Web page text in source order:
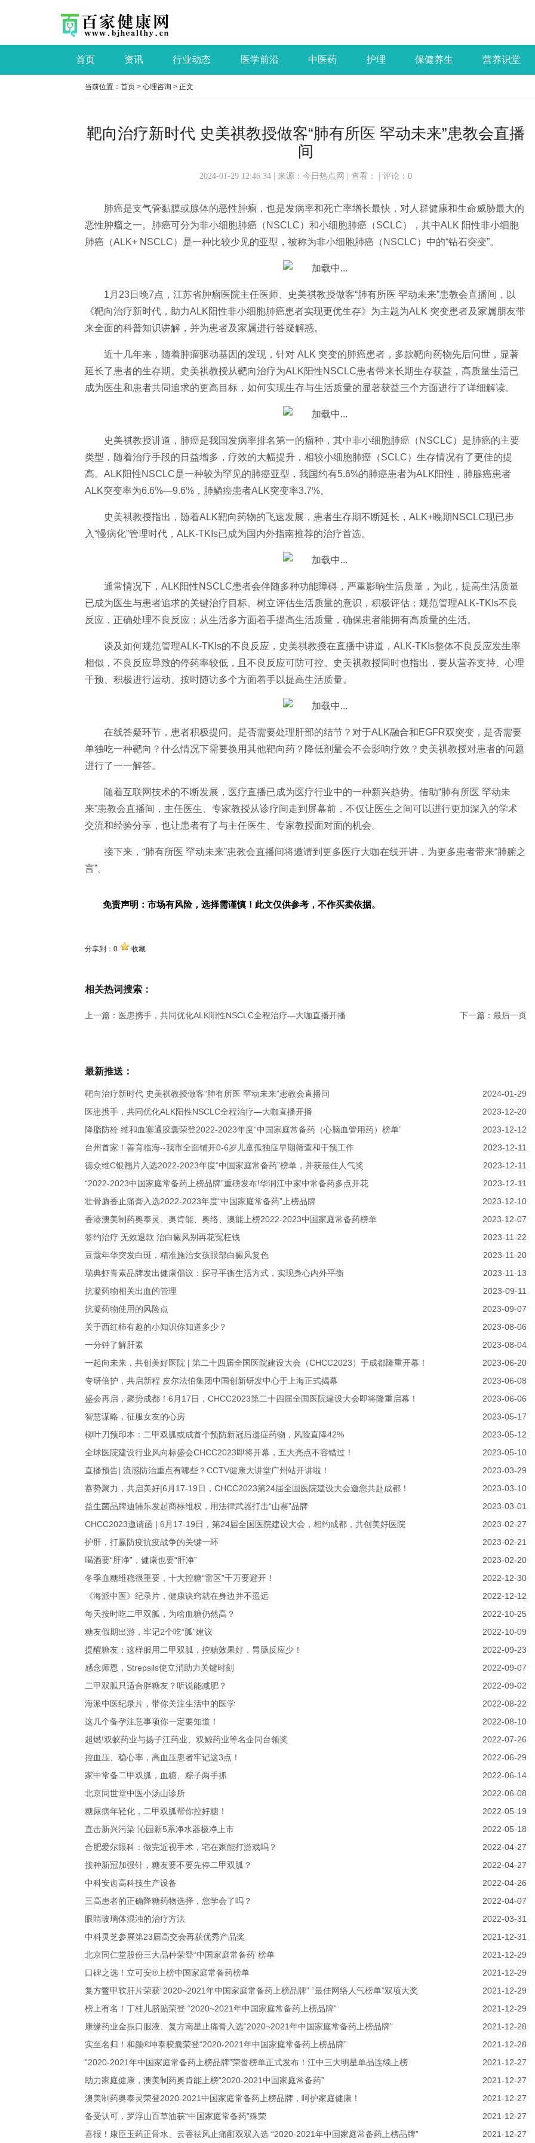
首页 资讯 行业动态 医学前沿 中医药 护理 保健养生 营养识堂
当前位置： 首页 > 心理咨询 > 正文
靶向治疗新时代 史美祺教授做客“肺有所医 罕动未来”患教会直播
间
2024-01-29 12:46:34 | 来源：今日热点网 | 查看： | 评论： 0
肺癌是支气管黏膜或腺体的恶性肿瘤，也是发病率和死亡率增长最快，对人群健康和生命威胁最大的
恶性肿瘤之一。肺癌可分为非小细胞肺癌（NSCLC）和小细胞肺癌（SCLC），其中ALK 阳性非小细胞
肺癌（ALK+ NSCLC）是一种比较少见的亚型，被称为非小细胞肺癌（NSCLC）中的“钻石突变”。
1月23日晚7点，江苏省肿瘤医院主任医师、史美祺教授做客“肺有所医 罕动未来”患教会直播间，以
《靶向治疗新时代，助力ALK阳性非小细胞肺癌患者实现更优生存》为主题为ALK 突变患者及家属朋友带
来全面的科普知识讲解，并为患者及家属进行答疑解惑。
近十几年来，随着肿瘤驱动基因的发现，针对 ALK 突变的肺癌患者，多款靶向药物先后问世，显著
延长了患者的生存期。史美祺教授从靶向治疗为ALK阳性NSCLC患者带来长期生存获益，高质量生活已
成为医生和患者共同追求的更高目标，如何实现生存与生活质量的显著获益三个方面进行了详细解读。
史美祺教授讲道，肺癌是我国发病率排名第一的瘤种，其中非小细胞肺癌（NSCLC）是肺癌的主要
类型，随着治疗手段的日益增多，疗效的大幅提升，相较小细胞肺癌（SCLC）生存情况有了更佳的提
高。ALK阳性NSCLC是一种较为罕见的肺癌亚型，我国约有5.6%的肺癌患者为ALK阳性，肺腺癌患者
ALK突变率为6.6%—9.6%，肺鳞癌患者ALK突变率3.7%。
史美祺教授指出，随着ALK靶向药物的飞速发展，患者生存期不断延长，ALK+晚期NSCLC现已步
入“慢病化”管理时代，ALK-TKIs已成为国内外指南推荐的治疗首选。
通常情况下，ALK阳性NSCLC患者会伴随多种功能障碍，严重影响生活质量，为此，提高生活质量
已成为医生与患者追求的关键治疗目标。树立评估生活质量的意识，积极评估；规范管理ALK-TKIs不良
反应，正确处理不良反应；从生活多方面着手提高生活质量，确保患者能拥有高质量的生活。
谈及如何规范管理ALK-TKIs的不良反应，史美祺教授在直播中讲道，ALK-TKIs整体不良反应发生率
相似，不良反应导致的停药率较低，且不良反应可防可控。史美祺教授同时也指出，要从营养支持、心理
干预、积极进行运动、按时随访多个方面着手以提高生活质量。
在线答疑环节，患者积极提问。是否需要处理肝部的结节？对于ALK融合和EGFR双突变，是否需要
单独吃一种靶向？什么情况下需要换用其他靶向药？降低剂量会不会影响疗效？史美祺教授对患者的问题
进行了一一解答。
随着互联网技术的不断发展，医疗直播已成为医疗行业中的一种新兴趋势。借助“肺有所医 罕动未
来”患教会直播间， 主任医生、专家教授从诊疗间走到屏幕前，不仅让医生之间可以进行更加深入的学术
交流和经验分享，也让患者有了与主任医生、专家教授面对面的机会。
接下来，“肺有所医 罕动未来”患教会直播间将邀请到更多医疗大咖在线开讲，为更多患者带来“肺腑之
言”。
免责声明：市场有风险，选择需谨慎！此文仅供参考，不作买卖依据。
分享到： 0 收藏
相关热词搜索：
上一篇： 医患携手，共同优化ALK阳性NSCLC全程治疗—大咖直播开播 最后一页
下一篇：
最新推送：
靶向治疗新时代 史美祺教授做客“肺有所医 罕动未来”患教会直播间
2024-01-29
医患携手，共同优化ALK阳性NSCLC全程治疗—大咖直播开播
2023-12-20
降脂防栓 维和血塞通胶囊荣登2022-2023年度“中国家庭常备药（心脑血管用药）榜单”
2023-12-12
台州首家！善育临海--我市全面铺开0-6岁儿童孤独症早期筛查和干预工作
2023-12-11
德众维C银翘片入选2022-2023年度“中国家庭常备药”榜单，并获最佳人气奖
2023-12-11
“2022-2023中国家庭常备药上榜品牌”重磅发布!华润江中家中常备药多点开花
2023-12-11
壮骨麝香止痛膏入选2022-2023年度“中国家庭常备药”上榜品牌
2023-12-10
香港澳美制药奥泰灵、奥肯能、奥络、澳能上榜2022-2023中国家庭常备药榜单
2023-12-07
签约治疗 无效退款 治白癜风别再花冤枉钱
2023-11-22
豆蔻年华突发白斑，精准施治女孩眼部白癜风复色
2023-11-20
瑞典虾青素品牌发出健康倡议：探寻平衡生活方式，实现身心内外平衡
2023-11-13
抗凝药物相关出血的管理
2023-09-11
抗凝药物使用的风险点
2023-09-07
关于西红柿有趣的小知识你知道多少？
2023-08-06
一分钟了解肝素
2023-08-04
一起向未来，共创美好医院 | 第二十四届全国医院建设大会（CHCC2023）于成都隆重开幕！
2023-06-20
专研倍护，共启新程 皮尔法伯集团中国创新研发中心于上海正式揭幕
2023-06-08
盛会再启，聚势成都！6月17日，CHCC2023第二十四届全国医院建设大会即将隆重启幕！
2023-06-06
智慧谋略，征服女友的心房
2023-05-17
柳叶刀预印本：二甲双胍或成首个预防新冠后遗症药物，风险直降42%
2023-05-12
全球医院建设行业风向标盛会CHCC2023即将开幕，五大亮点不容错过！
2023-05-10
直播预告| 流感防治重点有哪些？CCTV健康大讲堂广州站开讲啦！
2023-03-29
蓄势聚力，共启美好|6月17-19日，CHCC2023第24届全国医院建设大会邀您共赴成都！
2023-03-10
益生菌品牌迪辅乐发起商标维权，用法律武器打击“山寨”品牌
2023-03-01
CHCC2023邀请函 | 6月17-19日，第24届全国医院建设大会，相约成都，共创美好医院
2023-02-27
护肝，打赢防疫抗疫战争的关键一环
2023-02-21
喝酒要“肝净”，健康也要“肝净”
2023-02-20
冬季血糖维稳很重要，十大控糖“雷区”千万要避开！
2022-12-30
《海派中医》纪录片，健康诀窍就在身边并不遥远
2022-12-12
每天按时吃二甲双胍，为啥血糖仍然高？
2022-10-25
糖友假期出游，牢记2个吃“胍”建议
2022-10-09
提醒糖友：这样服用二甲双胍，控糖效果好，胃肠反应少！
2022-09-23
感念师恩，Strepsils使立消助力关键时刻
2022-09-07
二甲双胍只适合胖糖友？听说能减肥？
2022-09-02
海派中医纪录片，带你关注生活中的医学
2022-08-22
这几个备孕注意事项你一定要知道！
2022-08-10
超燃!双蚁药业与扬子江药业、双鲸药业等名企同台领奖
2022-07-26
控血压、稳心率，高血压患者牢记这3点！
2022-06-29
家中常备二甲双胍，血糖、粽子两手抓
2022-06-14
北京同世堂中医小汤山诊所
2022-06-08
糖尿病年轻化，二甲双胍帮你控好糖！
2022-05-19
直击新兴污染 沁园新5系净水器极净上市
2022-05-18
合肥爱尔眼科：做完近视手术，宅在家能打游戏吗？
2022-04-27
接种新冠加强针，糖友要不要先停二甲双胍？
2022-04-27
中科安齿高科技生产设备
2022-04-26
三高患者的正确降糖药物选择，您学会了吗？
2022-04-07
眼睛玻璃体混浊的治疗方法
2022-03-31
中科灵芝参展第23届高交会再获优秀产品奖
2021-12-31
北京同仁堂股份三大品种荣登“中国家庭常备药”榜单
2021-12-29
口碑之选！立可安®上榜中国家庭常备药榜单
2021-12-29
复方鳖甲软肝片荣获“2020~2021年中国家庭常备药上榜品牌” “最佳网络人气榜单”双项大奖
2021-12-29
榜上有名！丁桂儿脐贴荣登 “2020~2021年中国家庭常备药上榜品牌”
2021-12-29
康缘药业金振口服液、复方南星止痛膏入选“2020~2021年中国家庭常备药上榜品牌”
2021-12-28
实至名归！和颜®坤泰胶囊荣登“2020-2021年中国家庭常备药上榜品牌”
2021-12-28
“2020-2021年中国家庭常备药上榜品牌”荣誉榜单正式发布！江中三大明星单品连续上榜
2021-12-27
助力家庭健康，澳美制药奥肯能上榜“2020-2021中国家庭常备药”
2021-12-27
澳美制药奥泰灵荣登2020-2021中国家庭常备药上榜品牌，呵护家庭健康！
2021-12-27
备受认可，罗浮山百草油获“中国家庭常备药”殊荣
2021-12-27
喜报！康臣玉药正骨水、云香祛风止痛酊双双入选 “2020-2021年中国家庭常备药上榜品牌”
2021-12-27